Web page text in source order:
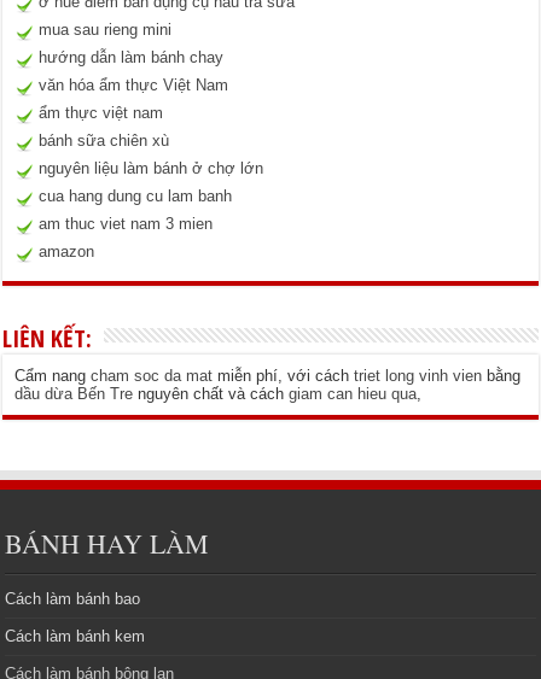
mua sau rieng mini
hướng dẫn làm bánh chay
văn hóa ẩm thực Việt Nam
ẩm thực việt nam
bánh sữa chiên xù
nguyên liệu làm bánh ở chợ lớn
cua hang dung cu lam banh
am thuc viet nam 3 mien
amazon
LIÊN KẾT:
Cẩm nangcham soc da mat miễn phí, với cáchtriet long vinh vien bằng
dầu dừa Bến Tre nguyên chất và cáchgiam can hieu qua
BÁNH HAY LÀM
Cách làm bánh bao
Cách làm bánh kem
Cách làm bánh bông lan